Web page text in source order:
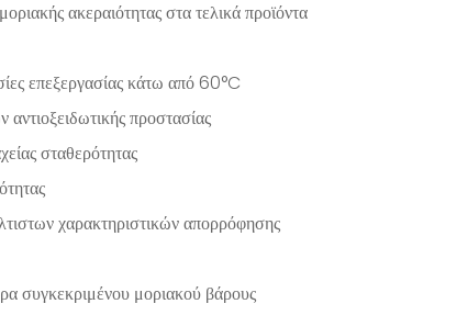
ακεραιότητας στα τελικά προϊόντα
επεξεργασίας κάτω από 60°C
προστασίας
σταθερότητας
χαρακτηριστικών απορρόφησης
συγκεκριμένου μοριακού βάρους